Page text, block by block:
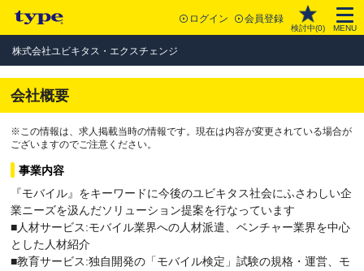
ログイン 会員登録
検討中(0) MENU
株式会社ユビキタス・エクスチェンジ
会社概要
※この情報は、求人掲載当時の情報です。現在は内容が変更されている場合が
ございますのでご注意ください。
事業内容
『モバイル』をキーワードに今後のユビキタス社会にふさわしい企
業ニーズを汲んだソリューション提案を行なっています
■人材サービス:モバイル業界への人材派遣、ベンチャー業界を中心
とした人材紹介
■教育サービス:独自開発の「モバイル検定」試験の規格・運営、モ